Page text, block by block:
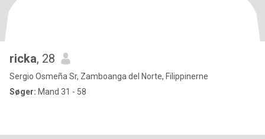
ricka, 28
Sergio Osmeña Sr, Zamboanga del Norte, Filippinerne
Søger: Mand 31 - 58